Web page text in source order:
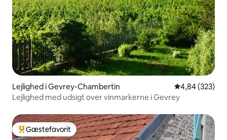
Lejlighed i Gevrey-Chambertin 4,84 ud af 5 i
4,84 (323)
Lejlighed med udsigt over vinmarkerne i Gevrey
Bedste gæstefavorit
Gæstefavorit